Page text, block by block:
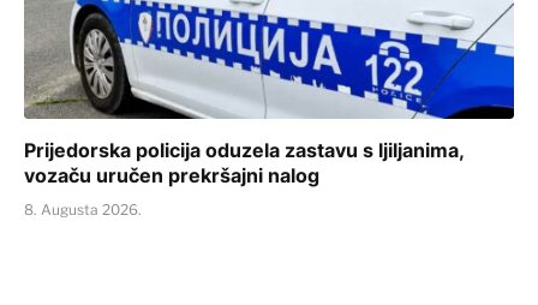
Prijedorska policija oduzela zastavu s ljiljanima,
vozaču uručen prekršajni nalog
8. Augusta 2026.